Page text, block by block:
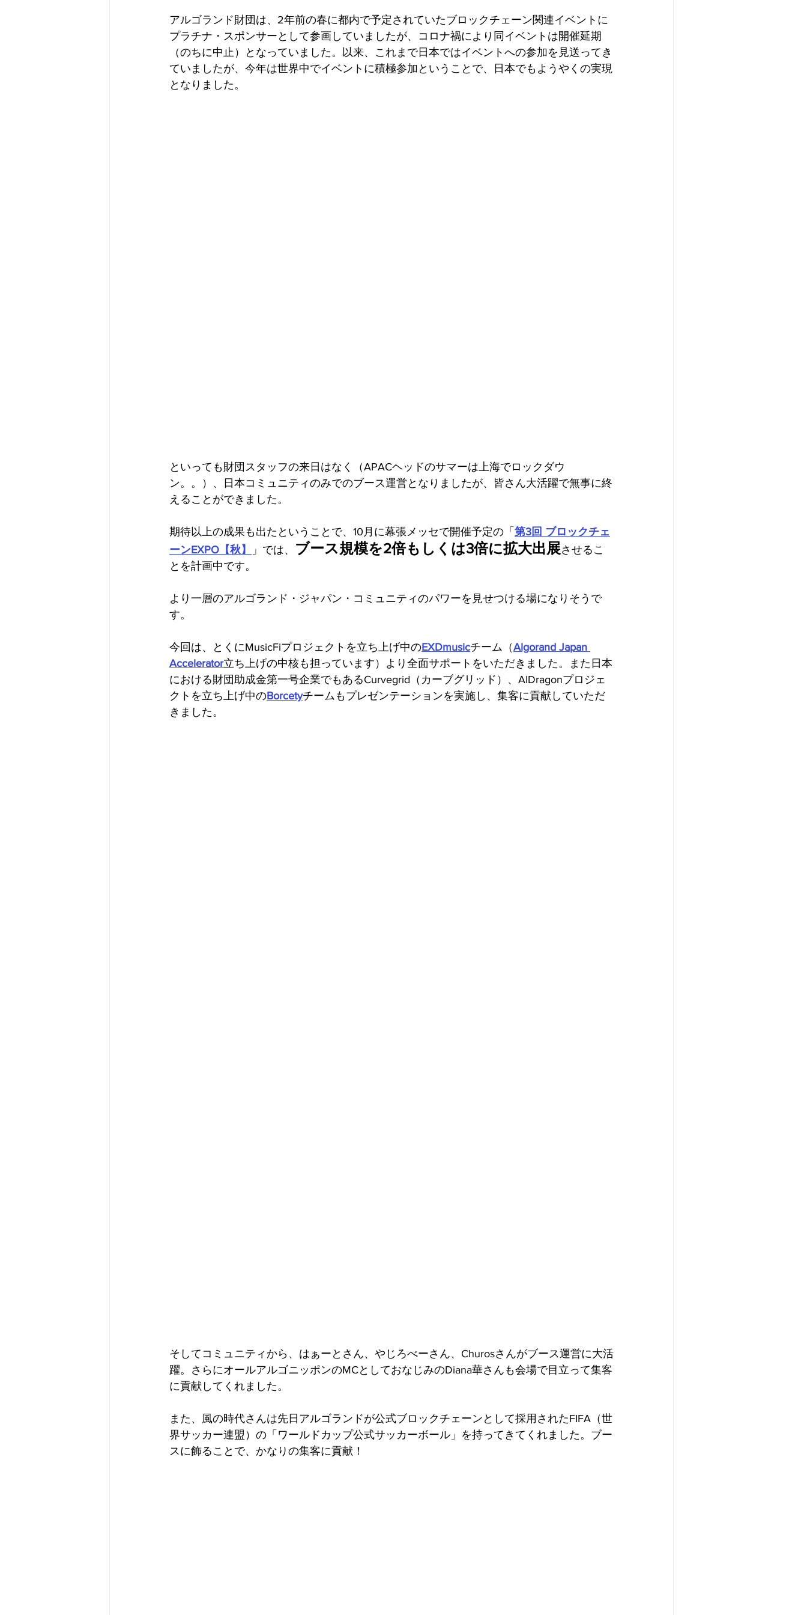
アルゴランド財団は、2年前の春に都内で予定されていたブロックチェーン関連イベントに
プラチナ・スポンサーとして参画していましたが、コロナ禍により同イベントは開催延期
（のちに中止）となっていました。以来、これまで日本ではイベントへの参加を見送ってき
ていましたが、今年は世界中でイベントに積極参加ということで、日本でもようやくの実現
となりました。
といっても財団スタッフの来日はなく（APACヘッドのサマーは上海でロックダウ
ン。。）、日本コミュニティのみでのブース運営となりましたが、皆さん大活躍で無事に終
えることができました。
期待以上の成果も出たということで、10月に幕張メッセで開催予定の「 第3回 ブロックチェ
ーンEXPO【秋】
」では、 ブース規模を2倍もしくは3倍に拡大出展させるこ
とを計画中です。
より一層のアルゴランド・ジャパン・コミュニティのパワーを見せつける場になりそうで
す。
今回は、とくにMusicFiプロジェクトを立ち上げ中のEXDmusicチーム（Algorand Japan
Accelerator立ち上げの中核も担っています）より全面サポートをいただきました。また日本
における財団助成金第一号企業でもあるCurvegrid（カーブグリッド）、AlDragonプロジェ
クトを立ち上げ中のBorcetyチームもプレゼンテーションを実施し、集客に貢献していただ
きました。
そしてコミュニティから、はぁーとさん、やじろべーさん、Churosさんがブース運営に大活
躍。さらにオールアルゴニッポンのMCとしておなじみのDiana華さんも会場で目立って集客
に貢献してくれました。
また、風の時代さんは先日アルゴランドが公式ブロックチェーンとして採用されたFIFA（世
界サッカー連盟）の「ワールドカップ公式サッカーボール」を持ってきてくれました。ブー
スに飾ることで、かなりの集客に貢献！